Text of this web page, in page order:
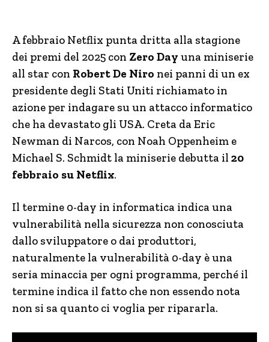
A febbraio Netflix punta dritta alla stagione
dei premi del 2025 con Zero Day una miniserie
all star con Robert De Niro nei panni di un ex
presidente degli Stati Uniti richiamato in
azione per indagare su un attacco informatico
che ha devastato gli USA. Creta da Eric
Newman di Narcos, con Noah Oppenheim e
Michael S. Schmidt la miniserie debutta il 20
febbraio su Netflix.
Il termine 0-day in informatica indica una
vulnerabilità nella sicurezza non conosciuta
dallo sviluppatore o dai produttori,
naturalmente la vulnerabilità 0-day è una
seria minaccia per ogni programma, perché il
termine indica il fatto che non essendo nota
non si sa quanto ci voglia per ripararla.